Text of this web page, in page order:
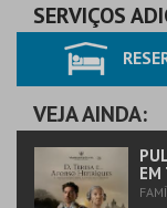
SERVIÇOS
VEJA AINDA:
EM